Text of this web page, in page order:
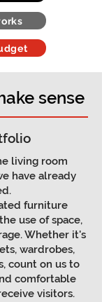
sense
living room
have already
furniture
use of space,
Whether it's
wardrobes,
count on us to
comfortable
visitors.